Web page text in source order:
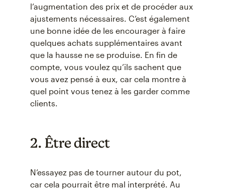
l’augmentation des prix et de procéder aux
ajustements nécessaires. C’est également
une bonne idée de les encourager à faire
quelques achats supplémentaires avant
que la hausse ne se produise. En fin de
compte, vous voulez qu’ils sachent que
vous avez pensé à eux, car cela montre à
quel point vous tenez à les garder comme
clients.
2. Être direct
N’essayez pas de tourner autour du pot,
car cela pourrait être mal interprété. Au